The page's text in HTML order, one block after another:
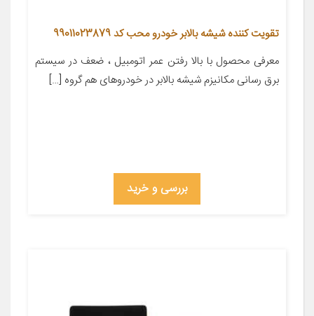
تقویت کننده شیشه بالابر خودرو محب کد 99011023879
معرفی محصول با بالا رفتن عمر اتومبیل ، ضعف در سیستم
برق رسانی مکانیزم شیشه بالابر در خودروهای هم گروه […]
بررسی و خرید